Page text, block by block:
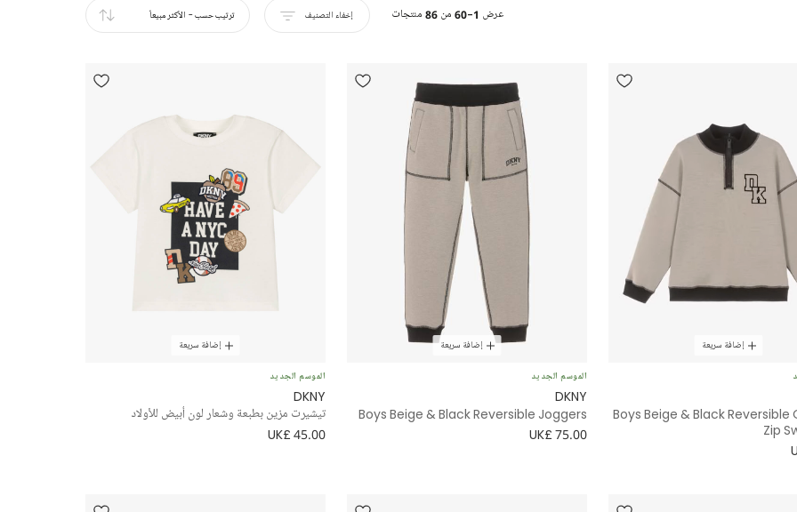
عرض 1-60 من 86 منتجات إخفاء التصنيف ترتيب حسب- الأكثر مبيعاً
إضافة سريعة
Boys Beige & Black
Zip
إضافة سريعة
الموسم الجديد
DKNY
Boys Beige & Black Reversible Joggers
UK£ 75.00
إضافة سريعة
الموسم الجديد
DKNY
تيشيرت مزين بطبعة وشعار لون أبيض للأولاد
UK£ 45.00